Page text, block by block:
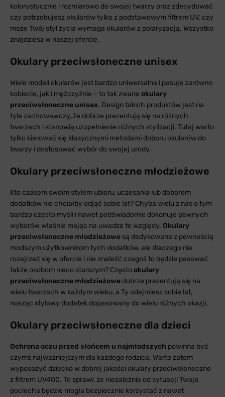
kolorystycznie i rozmiarowo do swojej twarzy oraz zdecydować
czy potrzebujesz okularów tylko z podstawowym filtrem UV, czy
może Twój styl życia wymaga okularów z polaryzacją. Wszystko
znajdziesz w naszej ofercie.
Okulary przeciwsłoneczne unisex
Wiele modeli okularów jest bardzo uniwersalna i pasuje zarówno
kobiecie, jak i mężczyźnie – to tak zwane okulary
przeciwsłoneczne unisex. Design takich produktów jest na
tyle zachowawczy, że dobrze prezentują się na różnych
twarzach i stanowią uzupełnienie różnych stylizacji. Tutaj warto
tylko kierować się klasycznymi metodami doboru okularów do
twarzy i dostosować wybór do swojej urody.
Okulary przeciwsłoneczne młodzieżowe
Kto czasem swoim stylem ubioru, uczesania lub doborem
dodatków nie chciałby odjąć sobie lat? Chyba wielu z nas o tym
bardzo często myśli i nawet podświadomie dokonuje pewnych
wyborów właśnie mając na uwadze te względy. Okulary
przeciwsłoneczne młodzieżowe są dedykowane z pewnością
modszym użytkownikom tych dodatków, ale dlaczego nie
rozejrzeć się w ofercie i nie znaleźć czegoś to będzie pasować
także osobom nieco starszym? Często okulary
przeciwsłoneczne młodzieżowe dobrze prezentują się na
wielu twarzach w każdym wieku, a Ty odejmiesz sobie lat,
nosząc stylowy dodatek dopasowany do wielu różnych okazji.
Okulary przeciwsłoneczne dla dzieci
Ochrona oczu przed słońcem u najmłodszych powinna być
czymś najważniejszym dla każdego rodzica. Warto zatem
wyposażyć dziecko w dobrej jakości okulary przeciwsłoneczne
z filtrem UV400. To sprawi, że niezależnie od sytuacji Twoja
pociecha będzie mogła bezpiecznie korzystać z nawet